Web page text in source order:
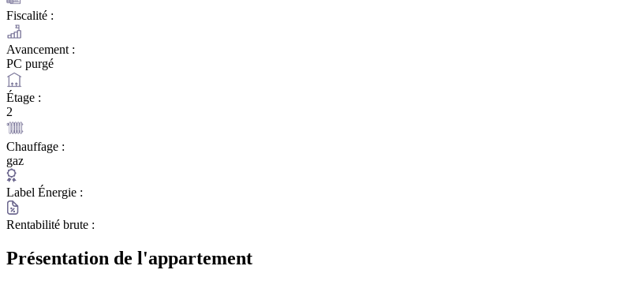
Fiscalité :
Avancement :
PC purgé
Étage :
2
Chauffage :
gaz
Label Énergie :
Rentabilité brute :
Présentation de l'appartement